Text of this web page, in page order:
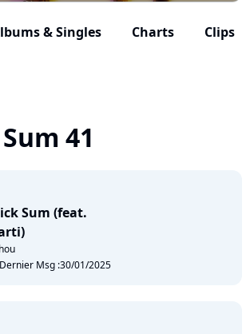
& Singles Charts Clips
41
Sum (feat.
Dernier Msg :30/01/2025